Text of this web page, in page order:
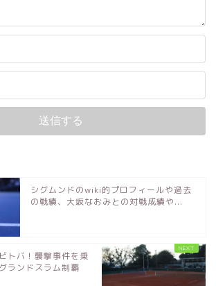
シグムンドのwiki的プロフィールや過去
の戦績、大坂なおみとの対戦成績や...
トバ！襲撃事件を乗
ランドスラム制覇